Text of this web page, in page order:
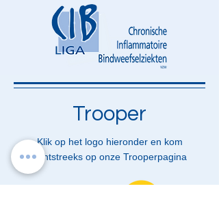
Trooper
Klik op het logo hieronder en kom
rechtstreeks op onze Trooperpagina